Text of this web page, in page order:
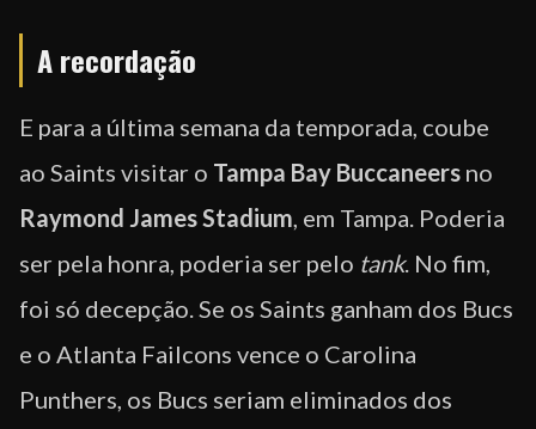
A recordação
E para a última semana da temporada, coube
ao Saints visitar o Tampa Bay Buccaneers no
Raymond James Stadium, em Tampa. Poderia
ser pela honra, poderia ser pelo tank. No fim,
foi só decepção. Se os Saints ganham dos Bucs
e o Atlanta Failcons vence o Carolina
Punthers, os Bucs seriam eliminados dos